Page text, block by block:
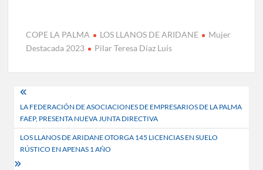
COPE LA PALMA LOS LLANOS DE ARIDANE
Mujer
Destacada 2023
Pilar Teresa Díaz Luis
Navegación
de
entradas
LA FEDERACIÓN DE ASOCIACIONES DE EMPRESARIOS DE LA PALMA
FAEP, PRESENTA NUEVA JUNTA DIRECTIVA
LOS LLANOS DE ARIDANE OTORGA 145 LICENCIAS EN SUELO
RÚSTICO EN APENAS 1 AÑO